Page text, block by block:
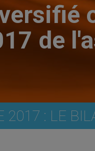
de
2017 : LE